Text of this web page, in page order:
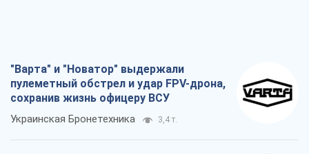
"Варта" и "Новатор" выдержали
пулеметный обстрел и удар FPV-дрона,
сохранив жизнь офицеру ВСУ
Украинская Бронетехника 3,4 т.